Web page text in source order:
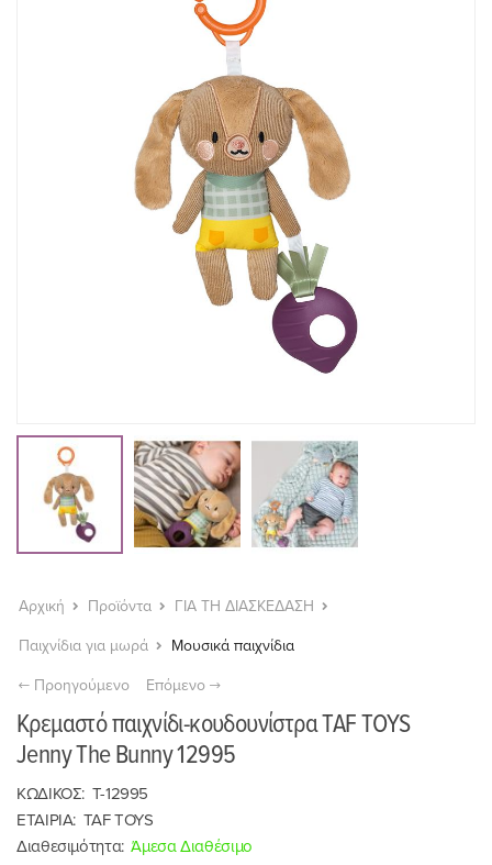
Αρχική Προϊόντα ΓΙΑ ΤΗ ΔΙΑΣΚΕΔΑΣΗ
Παιχνίδια για μωρά Μουσικά παιχνίδια
Προηγούμενο Επόμενο
Κρεμαστό παιχνίδι-κουδουνίστρα TAF TOYS
Jenny The Bunny 12995
ΚΩΔΙΚΟΣ: T-12995
ΕΤΑΙΡΙΑ: TAF TOYS
Διαθεσιμότητα: Άμεσα Διαθέσιμο